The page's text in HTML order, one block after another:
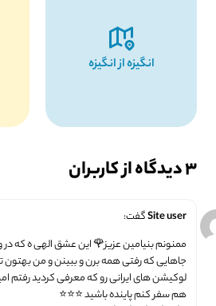
انگیزه از انگیزه
3 دیدگاه از کاربران
Site userگفت:
ممنونم بنیامین عزیز🌹 این عشق الهی ه که
جاهایی که رفتی همه برن و ببینن و من
لوکیشن های ایرانی رو که معرفی کردید رفتم
هم سفر کنم پاینده باشید ⭐⭐⭐